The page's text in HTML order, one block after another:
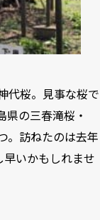
代桜。見事な桜で
県の三春滝桜・
。訪ねたのは去年
いかもしれませ